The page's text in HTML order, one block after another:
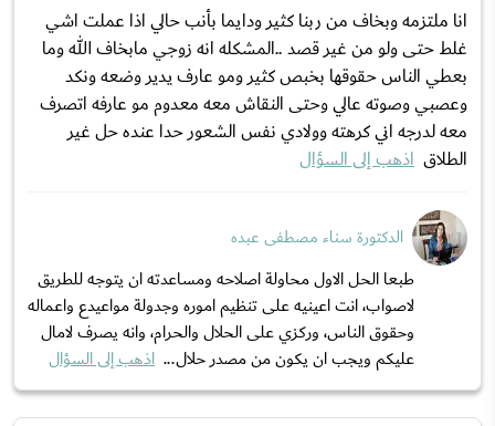
انا ملتزمه وبخاف من ربنا كثير ودايما بأنب حالي اذا عملت اشي
غلط حتى ولو من غير قصد ..المشكله انه زوجي مابخاف الله وما
بعطي الناس حقوقها بخبص كثير ومو عارف يدير وضعه ونكد
وعصبي وصوته عالي وحتى النقاش معه معدوم مو عارفه اتصرف
معه لدرجه اني كرهته وولادي نفس الشعور حدا عنده حل غير
الطلاق اذهب إلى السؤال
الدكتورة سناء مصطفى عبده
طبعا الحل الاول محاولة اصلاحه ومساعدته ان يتوجه للطريق
لاصواب، انت اعينيه على تنظيم اموره وجدولة مواعيدع واعماله
وحقوق الناس، وركزي على الحلال والحرام، وانه يصرف لامال
عليكم ويجب ان يكون من مصدر حلال... اذهب إلى السؤال